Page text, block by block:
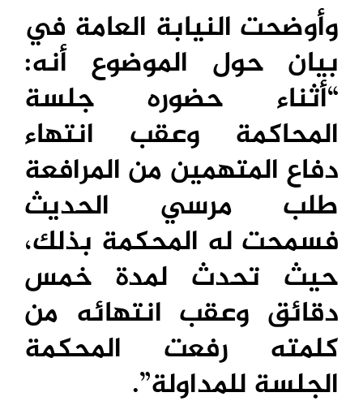
وأوضحت النيابة العامة في
بيان حول الموضوع أنه:
“أثناء حضوره جلسة
المحاكمة وعقب انتهاء
دفاع المتهمين من المرافعة
طلب مرسي الحديث
فسمحت له المحكمة بذلك،
حيث تحدث لمدة خمس
دقائق وعقب انتهائه من
كلمته رفعت المحكمة
الجلسة للمداولة”.